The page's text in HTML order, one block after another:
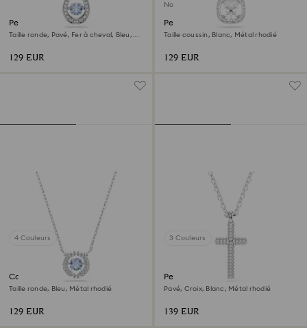
Pendentif Symbolica
Taille ronde, Pavé, Fer à cheval, Bleu,
129 EUR
Nouveau
Pendentif Una Angelic
Taille coussin, Blanc, Métal rhodié
129 EUR
4 Couleurs
Collier Una
Taille ronde, Bleu, Métal rhodié
129 EUR
3 Couleurs
Pendentif Insigne
Pavé, Croix, Blanc, Métal rhodié
139 EUR